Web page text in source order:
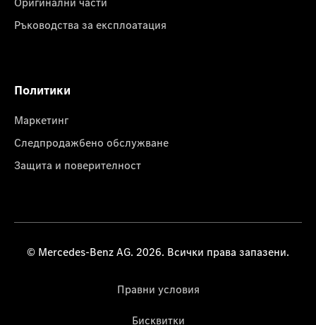
Ръководства за експлоатация
Политики
Маркетинг
Следпродажбено обслужване
Защита и поверителност
© Mercedes-Benz AG. 2026. Всички права запазени.
Правни условия
Бисквитки